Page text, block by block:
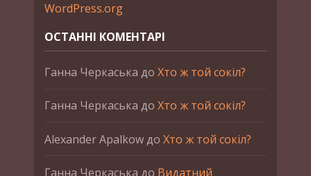
WordPress.org
ОСТАННІ КОМЕНТАРІ
Ганна Черкаська до Хто ж той сокіл?
Ганна Черкаська до Хто ж той сокіл?
Alexander Apalkowдо Хто ж той сокіл?
Ганна Черкаська до Видатний